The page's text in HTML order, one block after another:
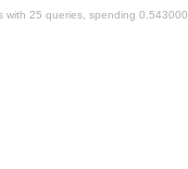
25 queries, spending